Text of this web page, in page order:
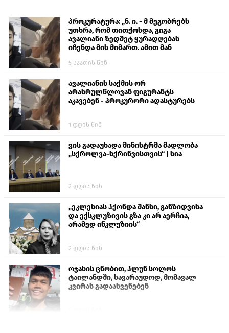
პროკურატურა: „ნ. ი. - მ მეგობრებს
უთხრა, რომ თითქოსდა, გიგა
ავალიანი ზედმეტ ყურადღებას
იჩენდა მის მიმართ. ამით მან
თავს დასხმოდა გიგა ავალიანს“
5 საათის წინ
ავალიანის საქმის ორ
არასრულწლოვან ფიგურანტს
აკავებენ - პროკურორი ადასტურებს
1 დღის წინ
ვის გადაუხადა მინისტრმა მადლობა
„სქროლვა-სქრინვისთვის“ | სია
2 დღის წინ
„ეკლესიას ჰქონდა შანსი, განზიდვისა
და ექსკლუზივის გზა კი არ აერჩია,
არამედ ინკლუზიის“
2 დღის წინ
ოჯახის ცნობით, ჰლუნ სოლოს
ტაილანდში, სავარაუდოდ, მომავალ
კვირას გადაასვენებენ